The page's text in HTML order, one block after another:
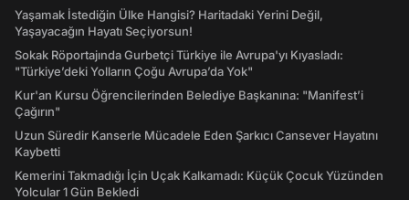
Yaşamak İstediğin Ülke Hangisi? Haritadaki Yerini Değil,
Yaşayacağın Hayatı Seçiyorsun!
Sokak Röportajında Gurbetçi Türkiye ile Avrupa'yı Kıyasladı:
"Türkiye’deki Yolların Çoğu Avrupa’da Yok"
Kur'an Kursu Öğrencilerinden Belediye Başkanına: "Manifest’i
Çağırın"
Uzun Süredir Kanserle Mücadele Eden Şarkıcı Cansever Hayatını
Kaybetti
Kemerini Takmadığı İçin Uçak Kalkamadı: Küçük Çocuk Yüzünden
Yolcular 1 Gün Bekledi